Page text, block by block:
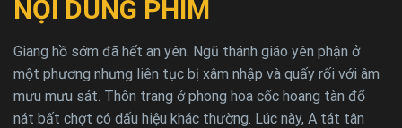
NỘI DUNG PHIM
Giang hồ sớm đã hết an yên. Ngũ thánh giáo yên phận ở
một phương nhưng liên tục bị xâm nhập và quấy rối với âm
mưu mưu sát. Thôn trang ở phong hoa cốc hoang tàn đổ
nát bất chợt có dấu hiệu khác thường. Lúc này, A tát tân